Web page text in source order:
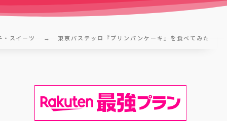
・スイーツ 東京パステッロ『プリンパンケーキ』を食べてみた